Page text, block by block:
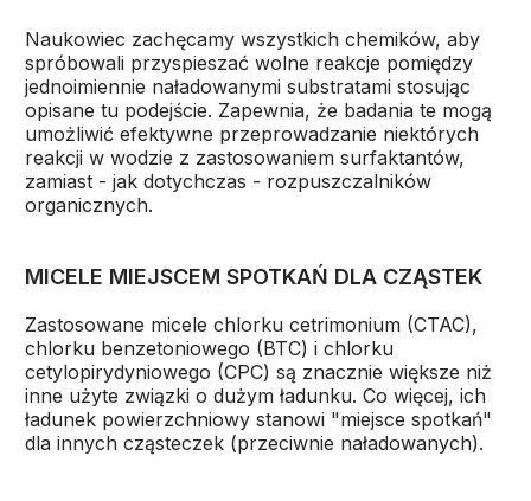
Naukowiec zachęcamy wszystkich chemików, aby
spróbowali przyspieszać wolne reakcje pomiędzy
jednoimiennie naładowanymi substratami stosując
opisane tu podejście. Zapewnia, że badania te mogą
umożliwić efektywne przeprowadzanie niektórych
reakcji w wodzie z zastosowaniem surfaktantów,
zamiast - jak dotychczas - rozpuszczalników
organicznych.
MICELE MIEJSCEM SPOTKAŃ DLA CZĄSTEK
Zastosowane micele chlorku cetrimonium (CTAC),
chlorku benzetoniowego (BTC) i chlorku
cetylopirydyniowego (CPC) są znacznie większe niż
inne użyte związki o dużym ładunku. Co więcej, ich
ładunek powierzchniowy stanowi "miejsce spotkań"
dla innych cząsteczek (przeciwnie naładowanych).